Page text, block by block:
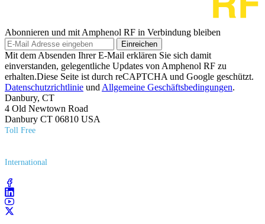
Abonnieren und mit Amphenol RF in Verbindung bleiben
Einreichen
Mit dem Absenden Ihrer E-Mail erklären Sie sich damit
einverstanden, gelegentliche Updates von Amphenol RF zu
erhalten.Diese Seite ist durch reCAPTCHA und Google geschützt.
Datenschutzrichtlinie und Allgemeine Geschäftsbedingungen.
Danbury, CT
4 Old Newtown Road
Danbury CT 06810 USA
Toll Free
International